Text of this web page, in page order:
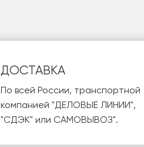
ДОСТАВКА
По всей России, транспортной
компанией"ДЕЛОВЫЕ ЛИНИИ",
"СДЭК" или САМОВЫВОЗ".